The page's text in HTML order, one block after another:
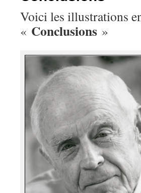
Voici les illustrations
« Conclusions »